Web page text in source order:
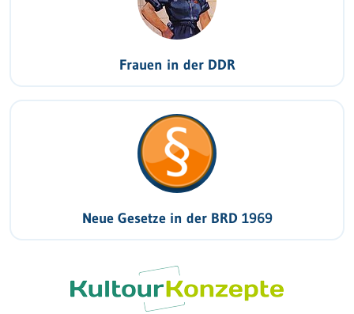
Frauen in der DDR
Neue Gesetze in der BRD 1969